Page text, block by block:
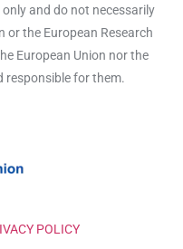
and do not necessarily
or the European Research
European Union nor the
responsible for them.
POLICY